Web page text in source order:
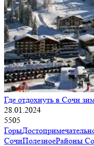
Где отдохнуть в Сочи
28.01.2024
5505
Горы
СочиПолезноеРайоны